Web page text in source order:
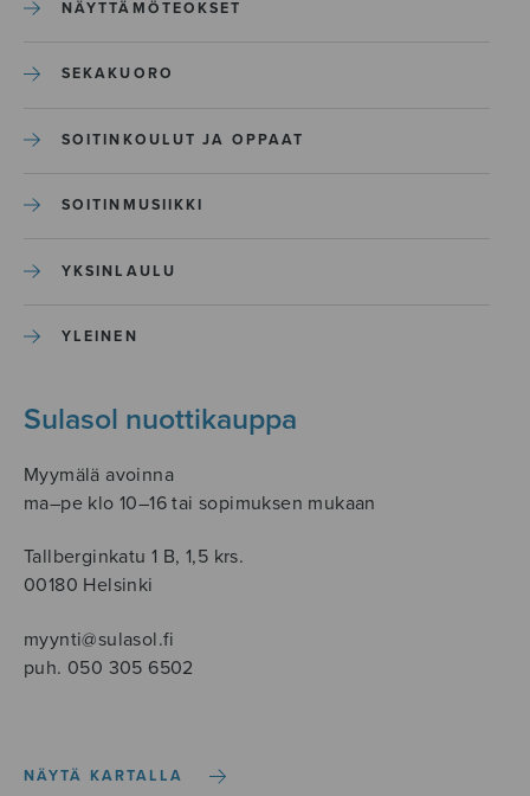
NÄYTTÄMÖTEOKSET
SEKAKUORO
SOITINKOULUT JA OPPAAT
SOITINMUSIIKKI
YKSINLAULU
YLEINEN
Sulasol nuottikauppa
Myymälä avoinna
ma–pe klo 10–16 tai sopimuksen mukaan
Tallberginkatu 1 B, 1,5 krs.
00180 Helsinki
myynti@sulasol.fi
puh. 050 305 6502
NÄYTÄ KARTALLA